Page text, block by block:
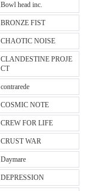
Bowl head inc.
BRONZE FIST
CHAOTIC NOISE
CLANDESTINE PROJE
CT
contrarede
COSMIC NOTE
CREW FOR LIFE
CRUST WAR
Daymare
DEPRESSION